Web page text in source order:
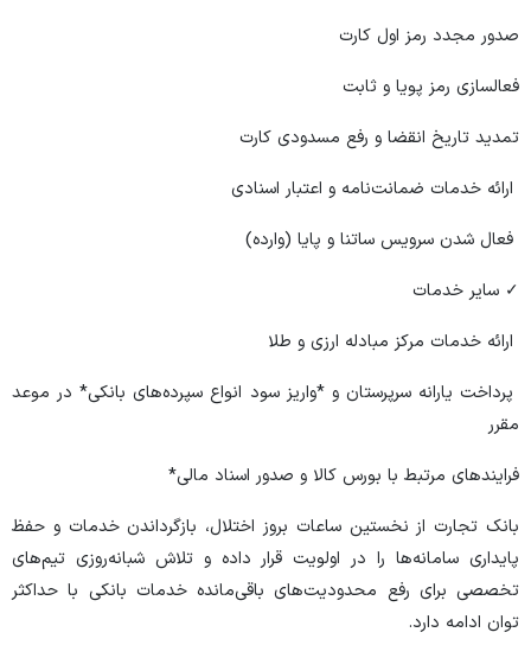
صدور مجدد رمز اول کارت
فعالسازی رمز پویا و ثابت
تمدید تاریخ انقضا و رفع مسدودی کارت
ارائه خدمات ضمانت‌نامه و اعتبار اسنادی
فعال شدن سرویس ساتنا و پایا (وارده)
✓ سایر خدمات
ارائه خدمات مرکز مبادله ارزی و طلا
پرداخت یارانه سرپرستان و *واریز سود انواع سپرده‌های بانکی* در موعد
مقرر
فرایند‌های مرتبط با بورس کالا و صدور اسناد مالی*
بانک تجارت از نخستین ساعات بروز اختلال، بازگرداندن خدمات و حفظ
پایداری سامانه‌ها را در اولویت قرار داده و تلاش شبانه‌روزی تیم‌های
تخصصی برای رفع محدودیت‌های باقی‌مانده خدمات بانکی با حداکثر
توان ادامه دارد.